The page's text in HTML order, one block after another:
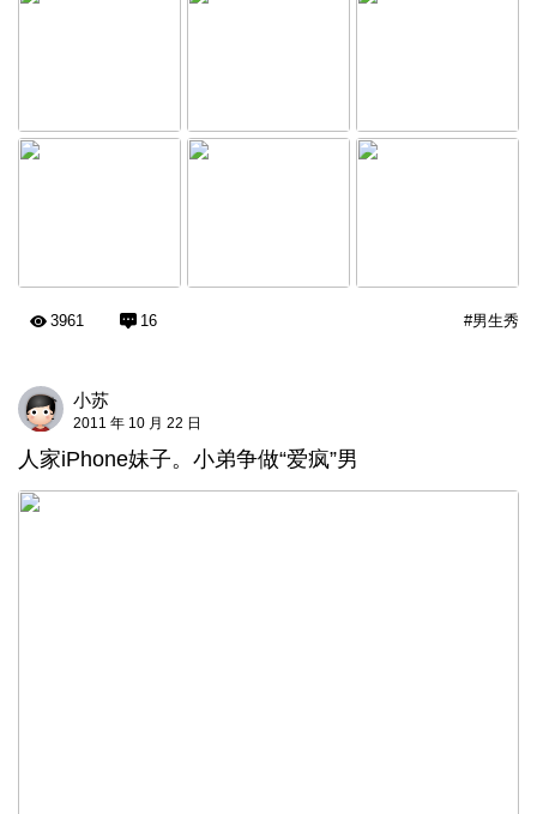
#男生秀
3961 16
小苏
2011 年 10 月 22 日
人家iPhone妹子。小弟争做“爱疯”男